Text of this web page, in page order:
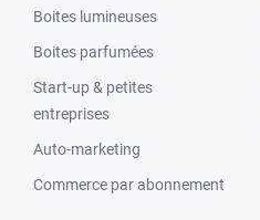
Boites lumineuses
Boites parfumées
Start-up & petites
entreprises
Auto-marketing
Commerce par abonnement